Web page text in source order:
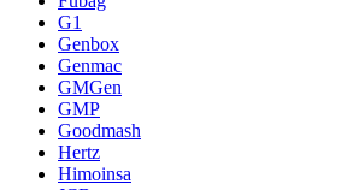
G1
Genbox
Genmac
GMGen
GMP
Goodmash
Hertz
Himoinsa